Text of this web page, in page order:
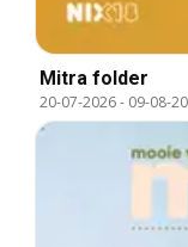
Mitra folder
20-07-2026- 09-08-